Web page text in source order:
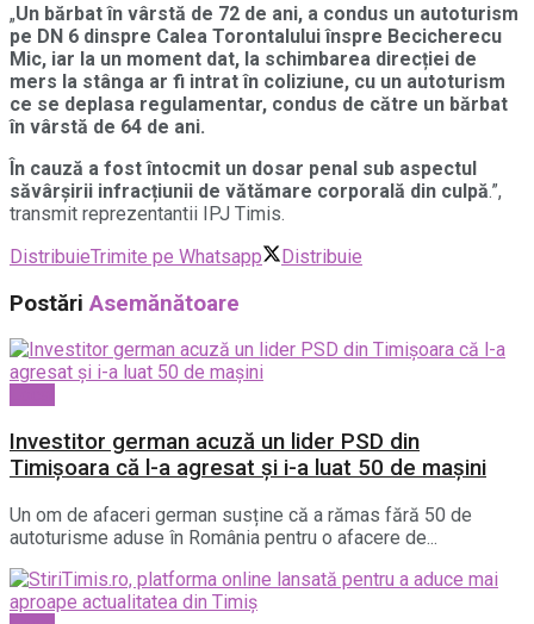
„Un bărbat în vârstă de 72 de ani, a condus un autoturism
pe DN 6 dinspre Calea Torontalului înspre Becicherecu
Mic, iar la un moment dat, la schimbarea direcției de
mers la stânga ar fi intrat în coliziune, cu un autoturism
ce se deplasa regulamentar, condus de către un bărbat
în vârstă de 64 de ani.
În cauză a fost întocmit un dosar penal sub aspectul
săvârșirii infracțiunii de vătămare corporală din culpă.”,
transmit reprezentantii IPJ Timis.
DistribuieTrimite pe Whatsapp Distribuie
PostăriAsemănătoare
Investitor german acuză un lider PSD din
Timișoara că l-a agresat și i-a luat 50 de mașini
Un om de afaceri german susține că a rămas fără 50 de
autoturisme aduse în România pentru o afacere de...